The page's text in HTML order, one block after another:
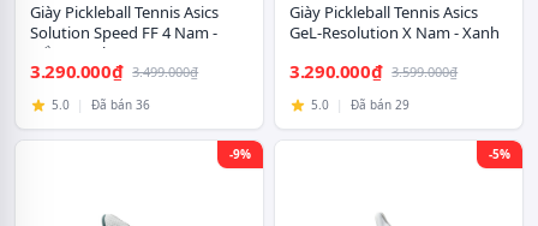
Giày Pickleball Tennis Asics
Solution Speed FF 4 Nam -
Trắng Xanh
3.290.000₫ 3.499.000₫
5.0 | Đã bán 36
Giày Pickleball Tennis Asics
GeL-Resolution X Nam - Xanh
3.290.000₫ 3.599.000₫
5.0 | Đã bán 29
-9% -5%